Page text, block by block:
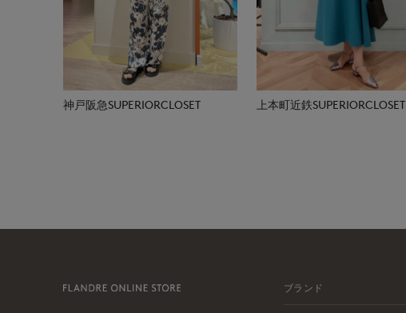
神戸阪急SUPERIORCLOSET 上本町近鉄SUPERIORCLOSET
ブランド